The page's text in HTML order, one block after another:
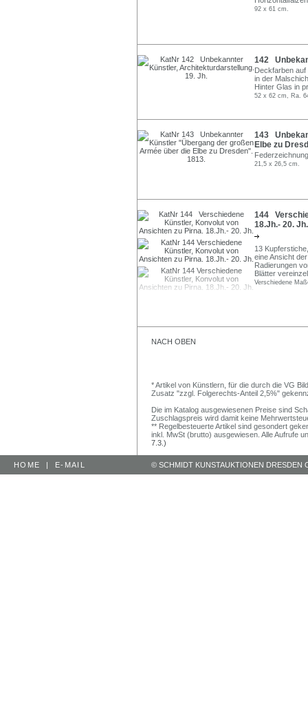
92 x 61 cm.
142
Deckfarben auf
in der
Hinter Glas in
52 x 62 cm, Ra.
143
Elbe zu
21,5 x 26,5 cm.
144
18.Jh.- 20. Jh.
13
eine Ansicht
Radierungen
Blätter
Verschiedene
NACH OBEN
* Artikel von Künstlern, für die durch die VG
Zusatz "zzgl. Folgerechts-Anteil 2,5%"
Die im Katalog ausgewiesenen Preise sind
Zuschlagspreis wird damit keine
** Regelbesteuerte Artikel sind gesondert
inkl. MwSt (brutto) ausgewiesen. Alle Aufrufe
7.3.)
HOME | E-MAIL © SCHMIDT KUNSTAUKTIONEN DRESDEN